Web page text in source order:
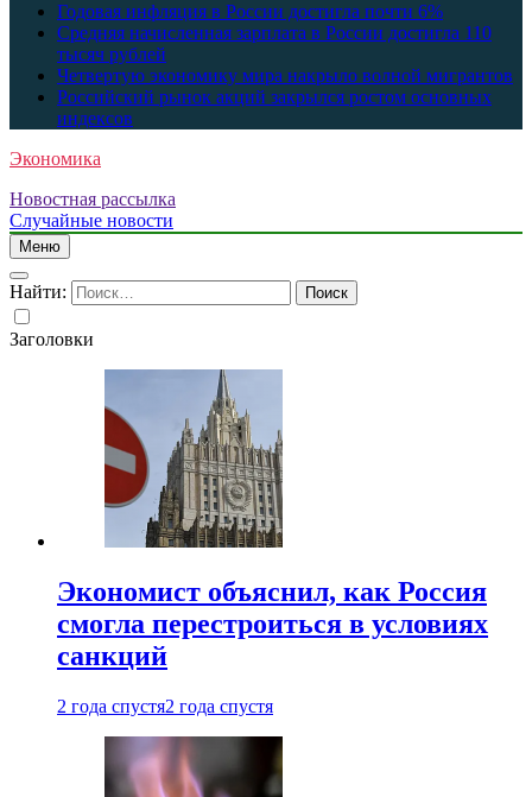
Годовая инфляция в России достигла почти 6%
Средняя начисленная зарплата в России достигла 110
тысяч рублей
Четвертую экономику мира накрыло волной мигрантов
Российский рынок акций закрылся ростом основных
индексов
Экономика
Новостная рассылка
Случайные новости
Меню
Найти:
Заголовки
Экономист объяснил, как Россия
смогла перестроиться в условиях
санкций
2 года спустя2 года спустя